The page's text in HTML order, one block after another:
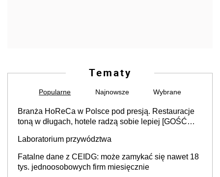
Tematy
Popularne Najnowsze Wybrane
Branża HoReCa w Polsce pod presją. Restauracje
toną w długach, hotele radzą sobie lepiej [GOŚĆ
Laboratorium przywództwa
Fatalne dane z CEIDG: może zamykać się nawet 18
tys. jednoosobowych firm miesięcznie